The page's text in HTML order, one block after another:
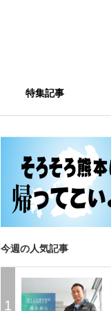
特集記事
今週の人気記事
1